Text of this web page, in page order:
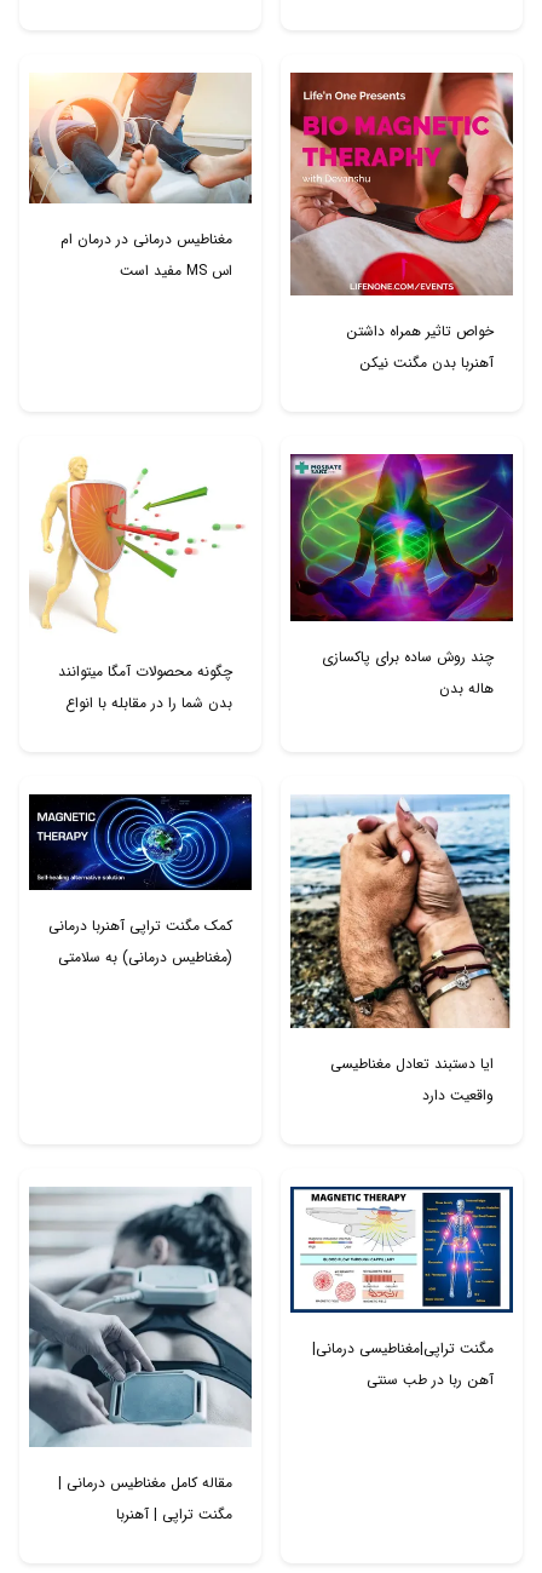
خواص تاثیر همراه داشتن
آهنربا بدن مگنت نیکن
مغناطیس درمانی در درمان ام
اس MS مفید است
چند روش ساده برای پاکسازی
هاله بدن
چگونه محصولات آمگا میتوانند
بدن شما را در مقابله با انواع
ایا دستبند تعادل مغناطیسی
واقعیت دارد
کمک مگنت تراپی آهنربا درمانی
(مغناطیس درمانی) به سلامتی
مگنت تراپی|مغناطیسی درمانی|
آهن ربا در طب سنتی
مقاله کامل مغناطیس درمانی |
مگنت تراپی | آهنربا